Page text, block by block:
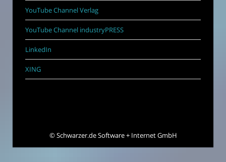
YouTube Channel Verlag
YouTube Channel industryPRESS
LinkedIn
XING
©Schwarzer.de Software + Internet GmbH